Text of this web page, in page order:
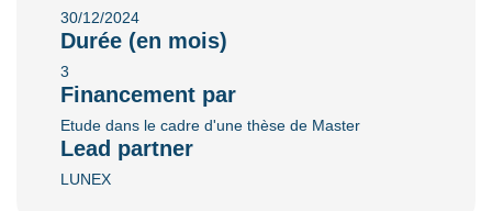
30/12/2024
Durée (en mois)
3
Financement par
Etude dans le cadre d'une thèse de Master
Lead partner
LUNEX